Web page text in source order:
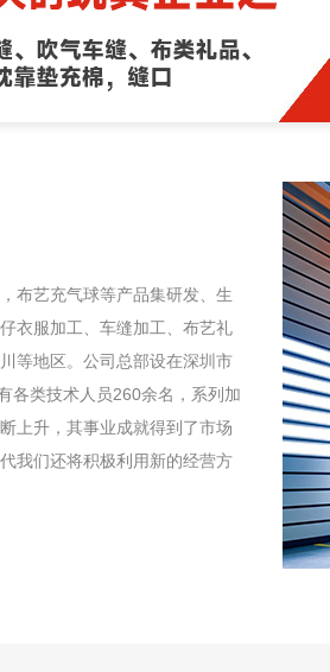
布艺充气球等产品集研发、生
衣服加工、车缝加工、布艺礼
等地区。公司总部设在深圳市
各类技术人员260余名，系列加
上升，其事业成就得到了市场
我们还将积极利用新的经营方